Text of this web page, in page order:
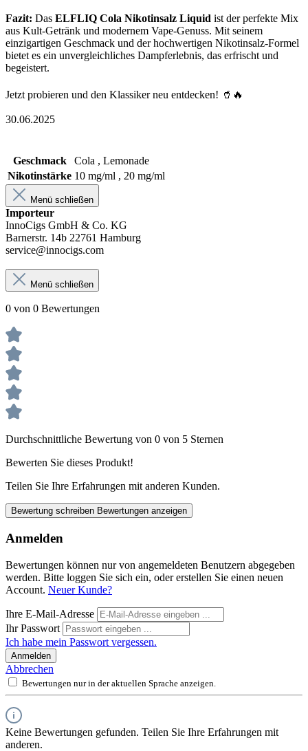
Fazit: Das ELFLIQ Cola Nikotinsalz Liquid ist der perfekte Mix
aus Kult-Getränk und modernem Vape-Genuss. Mit seinem
einzigartigen Geschmack und der hochwertigen Nikotinsalz-Formel
bietet es ein unvergleichliches Dampferlebnis, das erfrischt und
begeistert.
Jetzt probieren und den Klassiker neu entdecken! 🥤🔥
30.06.2025
Geschmack
Cola , Lemonade
Nikotinstärke 10 mg/ml , 20 mg/ml
Menü schließen
Importeur
InnoCigs GmbH & Co. KG
Barnerstr. 14b 22761 Hamburg
service@innocigs.com
Menü schließen
0 von 0 Bewertungen
Durchschnittliche Bewertung von 0 von 5 Sternen
Bewerten Sie dieses Produkt!
Teilen Sie Ihre Erfahrungen mit anderen Kunden.
Bewertung schreiben Bewertungen anzeigen
Anmelden
Bewertungen können nur von angemeldeten Benutzern abgegeben
werden. Bitte loggen Sie sich ein, oder erstellen Sie einen neuen
Account. Neuer Kunde?
Ihre E-Mail-Adresse
Ihr Passwort
Ich habe mein Passwort vergessen.
Anmelden
Abbrechen
Bewertungen nur in der aktuellen Sprache anzeigen.
Keine Bewertungen gefunden. Teilen Sie Ihre Erfahrungen mit
anderen.